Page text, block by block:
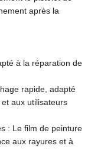
après la
à la réparation de
rapide, adapté
aux utilisateurs
: Le film de peinture
aux rayures et à